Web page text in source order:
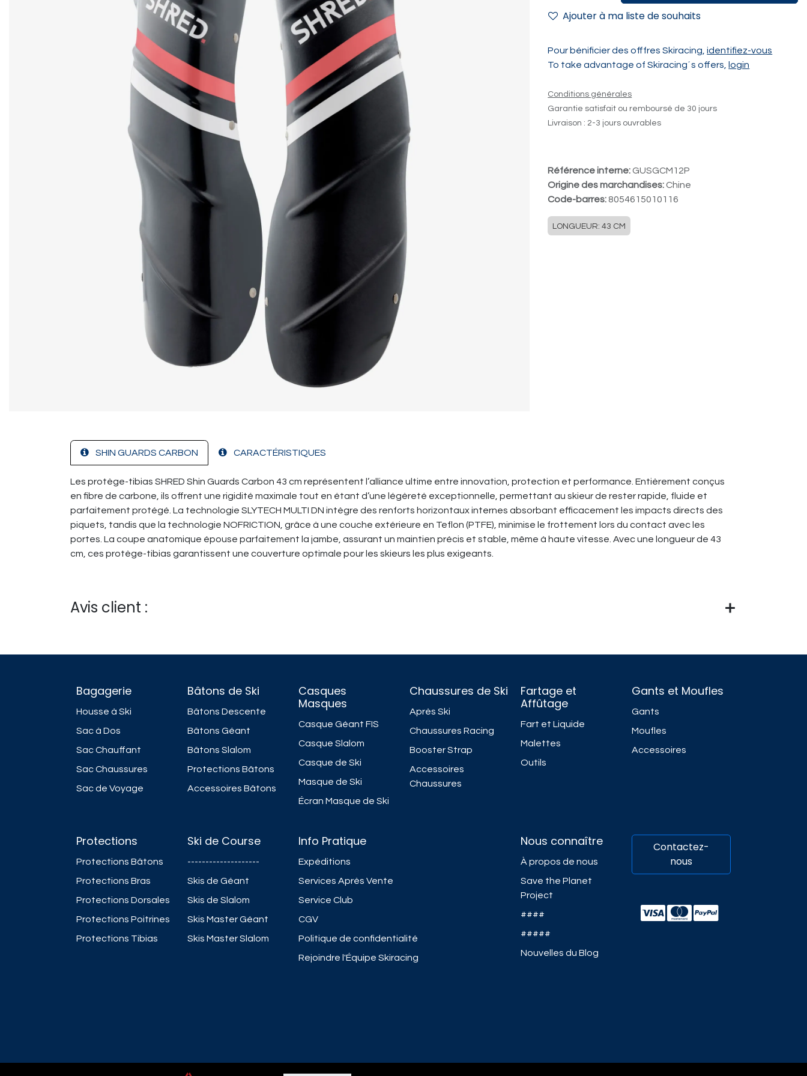
Ajouter à ma liste de souhaits
Pour bénificier des offfres Skiracing,identifiez-vous
To take advantage of Skiracing´s offers, login
Conditions générales
Garantie satisfait ou remboursé de 30 jours
Livraison : 2-3 jours ouvrables
Référence interne: GUSGCM12P
Origine des marchandises: Chine
Code-barres: 8054615010116
LONGUEUR: 43 CM
SHIN GUARDS CARBON CARACTÉRISTIQUES
Les protège-tibias SHRED Shin Guards Carbon 43 cm représentent l’alliance ultime entre innovation, protection et performance. Entièrement conçus
en fibre de carbone, ils offrent une rigidité maximale tout en étant d’une légèreté exceptionnelle, permettant au skieur de rester rapide, fluide et
parfaitement protégé. La technologie SLYTECH MULTI DN intègre des renforts horizontaux internes absorbant efficacement les impacts directs des
piquets, tandis que la technologie NOFRICTION, grâce à une couche extérieure en Teflon (PTFE), minimise le frottement lors du contact avec les
portes. La coupe anatomique épouse parfaitement la jambe, assurant un maintien précis et stable, même à haute vitesse. Avec une longueur de 43
cm, ces protège-tibias garantissent une couverture optimale pour les skieurs les plus exigeants.
Avis client :
Protections
Protections Bâtons
Protections Bras
Protections Dorsales
Protections Poitrines
Protections Tibias
Ski de Course
--------------------
Skis de Géant
Skis de Slalom
Skis Master Géant
Skis Master Slalom
Nous connaître
À propos de nous
Save the Planet
Project
####
#####
Nouvelles du Blog
Info Pratique
Expéditions
Services Après Vente
Service Club
CGV
Politique de confidentialité
Rejoindre l'Équipe Skiracing
Contactez-
nous
Bagagerie
Housse à Ski
Sac à Dos
Sac Chauffant
Sac Chaussures
Sac de Voyage
Bâtons de Ski
Bâtons Descente
Bâtons Géant
Bâtons Slalom
Protections Bâtons
Accessoires Bâtons
Casques
Masques
Casque Géant FIS
Casque Slalom
Casque de Ski
Masque de Ski
Écran Masque de Ski
Chaussures de Ski
Après Ski
Chaussures Racing
Booster Strap
Accessoires
Chaussures
Fartage et
Affûtage
Fart et Liquide
Malettes
Outils
Gants et Moufles
Gants
Moufles
Accessoires